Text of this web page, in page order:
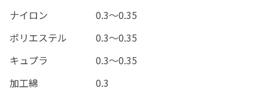
ナイロン 0.3～0.35
ポリエステル 0.3～0.35
キュプラ 0.3～0.35
加工綿 0.3